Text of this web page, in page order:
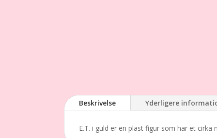
Beskrivelse Yderligere
E.T. i guld er en plast figur som har et cirka